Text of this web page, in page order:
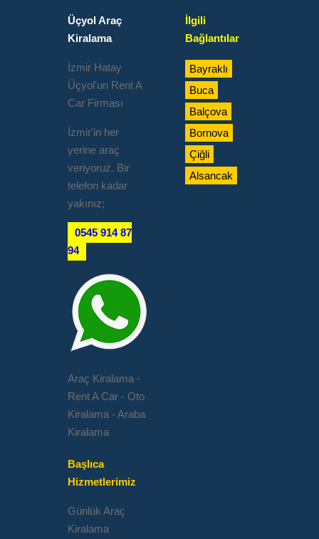
Üçyol Araç
Kiralama
İzmir Hatay
Üçyol'un Rent A
Car Firması
İzmir'in her
yerine araç
veriyoruz. Bir
telefon kadar
yakınız;
0545 914 87
94
Araç Kiralama -
Rent A Car - Oto
Kiralama - Araba
Kiralama
Başlıca
Hizmetlerimiz
Günlük Araç
Kiralama
İlgili
Bağlantılar
Bayraklı
Buca
Balçova
Bornova
Çiğli
Alsancak